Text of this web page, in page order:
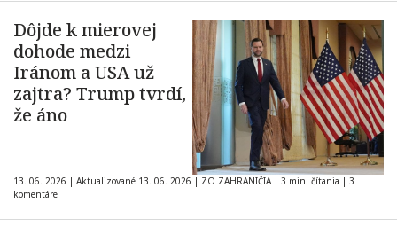
Dôjde k mierovej
dohode medzi
Iránom a USA už
zajtra? Trump tvrdí,
že áno
13. 06. 2026 | Aktualizované 13. 06. 2026 | ZO ZAHRANIČIA | 3 min. čítania | 3
komentáre